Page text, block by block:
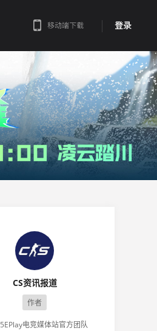
登录
移动端下载
CS资讯报道
作者
5EPlay电竞媒体站官方团队